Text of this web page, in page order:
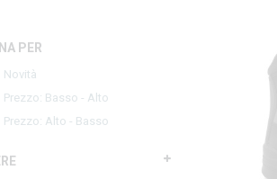
PER
Novità
Prezzo: Basso - Alto
Prezzo: Alto - Basso